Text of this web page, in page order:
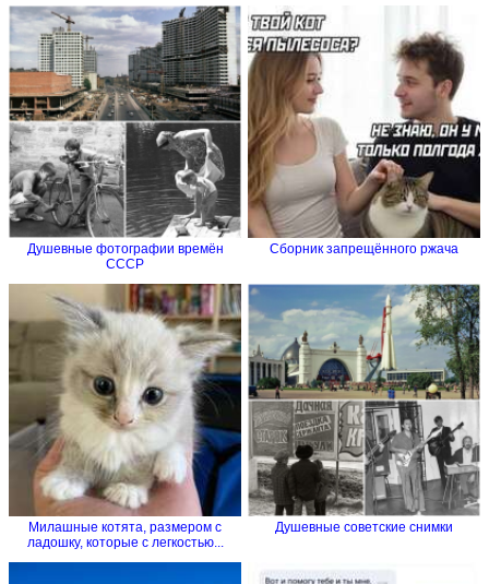
Душевные фотографии времён
СССР
Сборник запрещённого ржача
Милашные котята, размером с
ладошку, которые с легкостью...
Душевные советские снимки